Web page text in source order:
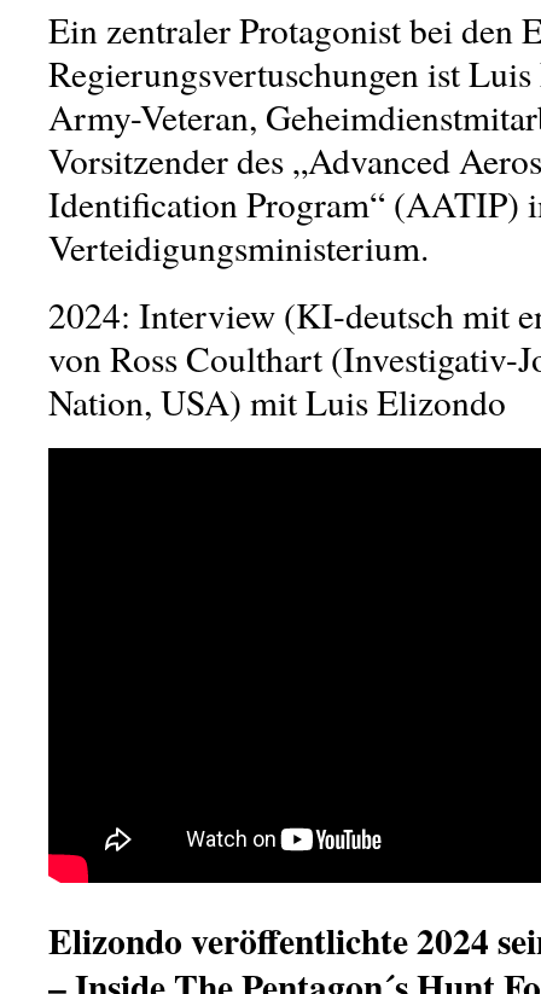
Ein zentraler Protagonist bei den
Regierungsvertuschungen ist
Army-Veteran,
Vorsitzender des „Advanced
Identification Program“ (AATIP)
Verteidigungsministerium.
2024: Interview (KI-deutsch mit
von Ross Coulthart (Investigativ-
Nation, USA) mit Luis Elizondo
Elizondo veröffentlichte 2024